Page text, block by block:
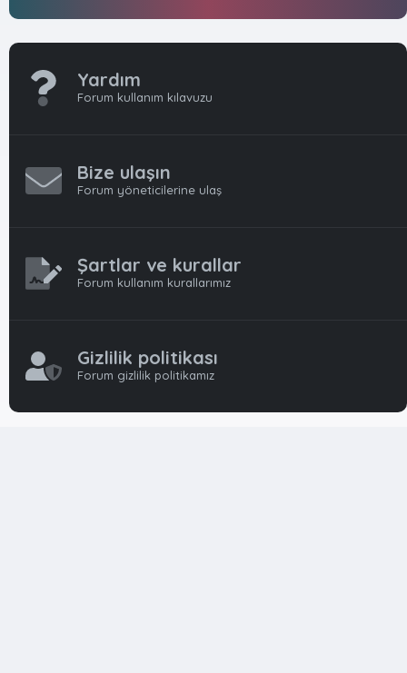
Yardım
Forum kullanım kılavuzu
Bize ulaşın
Forum yöneticilerine ulaş
Şartlar ve kurallar
Forum kullanım kurallarımız
Gizlilik politikası
Forum gizlilik politikamız